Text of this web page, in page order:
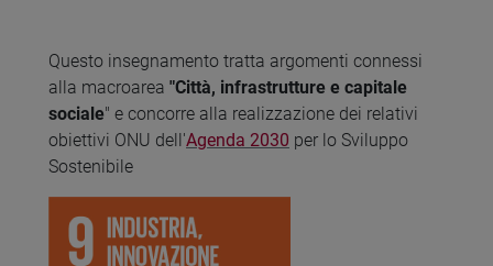
Questo insegnamento tratta argomenti connessi
alla macroarea "Città, infrastrutture e capitale
sociale" e concorre alla realizzazione dei relativi
obiettivi ONU dell'Agenda 2030 per lo Sviluppo
Sostenibile